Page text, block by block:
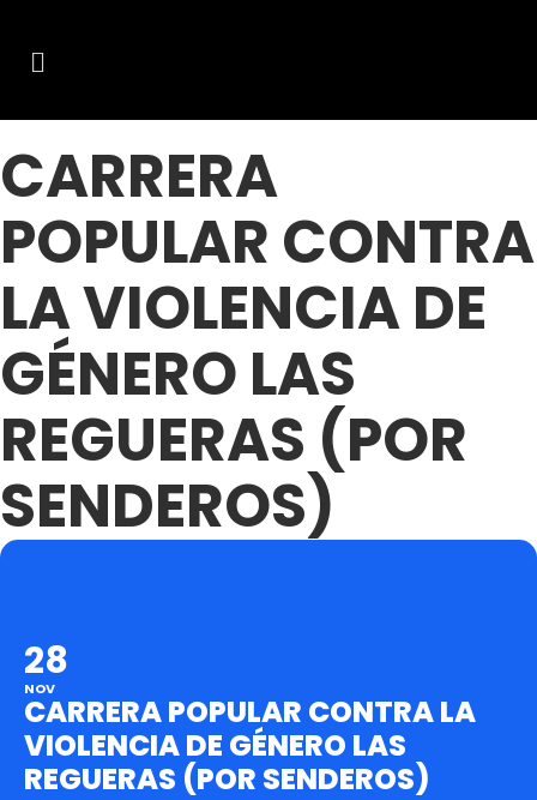
CARRERA
POPULAR CONTRA
LA VIOLENCIA DE
GÉNERO LAS
REGUERAS (POR
SENDEROS)
28
NOV
CARRERA POPULAR CONTRA LA
VIOLENCIA DE GÉNERO LAS
REGUERAS (POR SENDEROS)